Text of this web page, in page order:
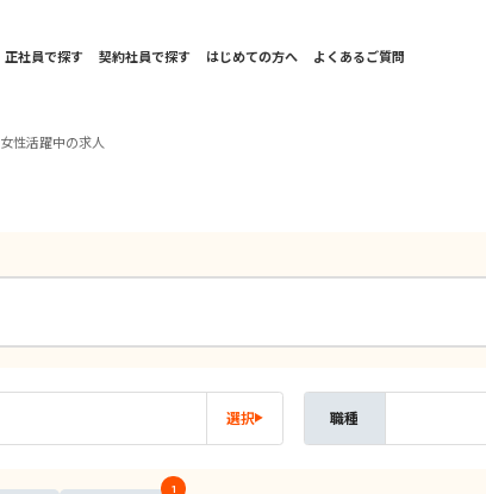
正社員で探す 契約社員で探す はじめての方へ よくあるご質問
女性活躍中の求人
選択 職種
1